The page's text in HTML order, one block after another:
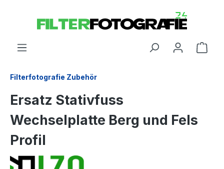
Filterfotografie Zubehör
Ersatz Stativfuss
Wechselplatte Berg und Fels
Profil